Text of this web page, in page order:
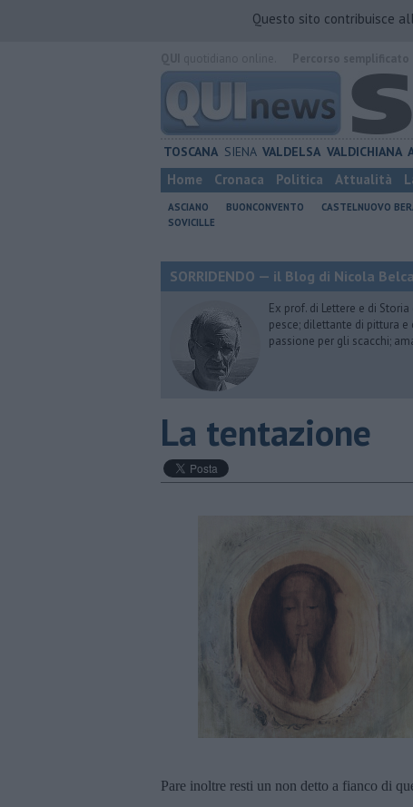
Questo sito contribuisce
TOSCANA SIENA VALDELSA VALDICHIANA
Home Cronaca Politica Attualità
ASCIANO BUONCONVENTO CASTELNUOVO
SOVICILLE
SORRIDENDO — il Blog di Nicola
Ex prof. di Lettere e di
pesce; dilettante di pittura
passione per gli scacchi;
La tentazione
Pare inoltre resti un non detto a fianco di